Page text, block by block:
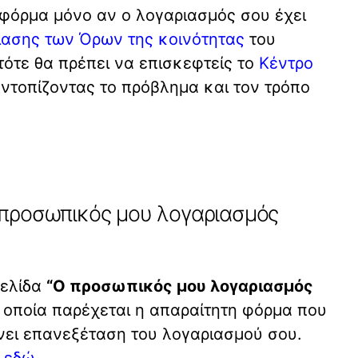
μόνο αν ο λογαριασμός σου έχει
των Όρων της κοινότητας του
θα πρέπει να επισκεφτείς το Κέντρο
το πρόβλημα και τον τρόπο
μου λογαριασμός
“Ο προσωπικός μου λογαριασμός
παρέχεται η απαραίτητη φόρμα που
επανεξέταση του λογαριασμού σου.